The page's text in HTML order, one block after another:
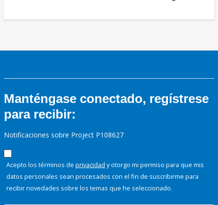
Manténgase conectado, regístrese
para recibir:
Notificaciones sobre Project P108627
Acepto los términos de privacidad y otorgo mi permiso para que mis
datos personales sean procesados con el fin de suscribirme para
recibir novedades sobre los temas que he seleccionado.